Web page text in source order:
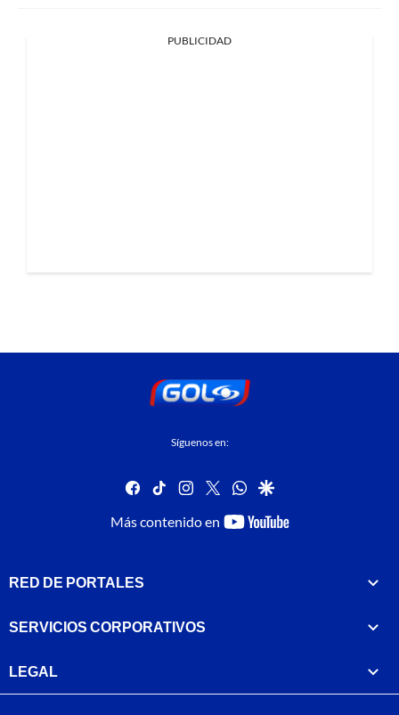
PUBLICIDAD
Síguenos en:
facebook
tiktok instagram
twitterwhatsapp
google
Más contenido en
youtube-
RED DE PORTALES
SERVICIOS CORPORATIVOS
LEGAL